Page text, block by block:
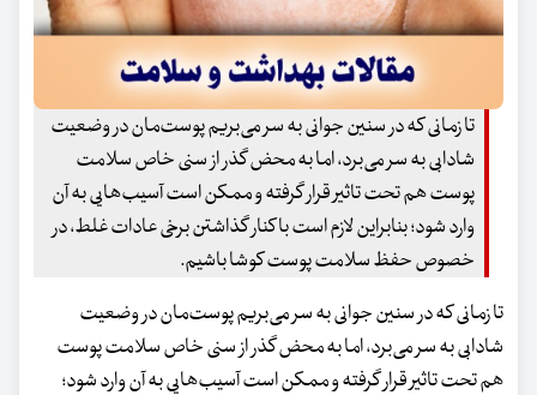
تا زمانی که در سنین جوانی به سر می‌بریم پوست‌مان در وضعیت
شادابی به سر می‌برد، اما به محض گذر از سنی خاص سلامت
پوست هم تحت تاثیر قرار گرفته و ممکن است آسیب‌هایی به آن
وارد شود؛ بنابراین لازم است با کنار گذاشتن برخی عادات غلط، در
خصوص حفظ سلامت پوست کوشا باشیم.
تا زمانی که در سنین جوانی به سر می‌بریم پوست‌مان در وضعیت
شادابی به سر می‌برد، اما به محض گذر از سنی خاص سلامت پوست
هم تحت تاثیر قرار گرفته و ممکن است آسیب‌هایی به آن وارد شود؛